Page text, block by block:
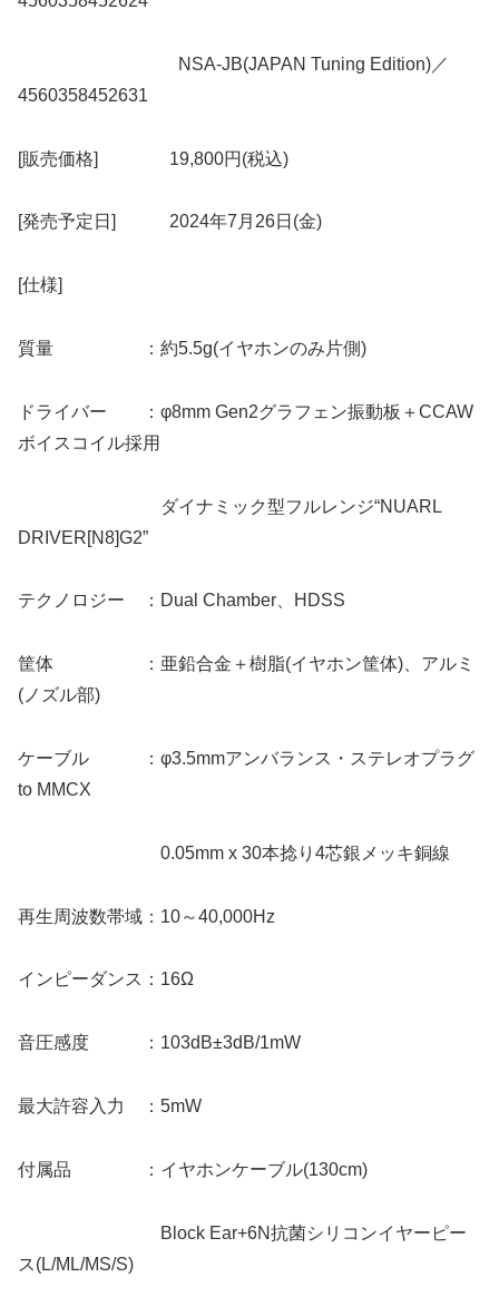
NSA-JB(JAPAN Tuning Edition)／
4560358452631
[販売価格] 19,800円(税込)
[発売予定日] 2024年7月26日(金)
[仕様]
質量 ：約5.5g(イヤホンのみ片側)
ドライバー ：φ8mm Gen2グラフェン振動板＋CCAW
ボイスコイル採用
ダイナミック型フルレンジ“NUARL
DRIVER[N8]G2”
テクノロジー ：Dual Chamber、HDSS
筐体 ：亜鉛合金＋樹脂(イヤホン筐体)、アルミ
(ノズル部)
ケーブル ：φ3.5mmアンバランス・ステレオプラグ
to MMCX
0.05mm x 30本捻り4芯銀メッキ銅線
再生周波数帯域：10～40,000Hz
インピーダンス：16Ω
音圧感度 ：103dB±3dB/1mW
最大許容入力 ：5mW
付属品 ：イヤホンケーブル(130cm)
Block Ear+6N抗菌シリコンイヤーピー
ス(L/ML/MS/S)